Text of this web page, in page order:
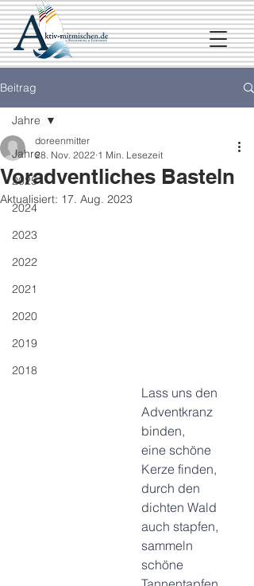
Beitrag
Jahre
2025
2024
2023
2022
2021
2020
2019
2018
Jahre
Voradventliches Basteln
doreenmitter
28. Nov. 2022 1 Min. Lesezeit
Aktualisiert: 17. Aug. 2023
Lass uns den
Adventkranz
binden,
eine schöne
Kerze finden,
durch den
dichten Wald
auch stapfen,
sammeln
schöne